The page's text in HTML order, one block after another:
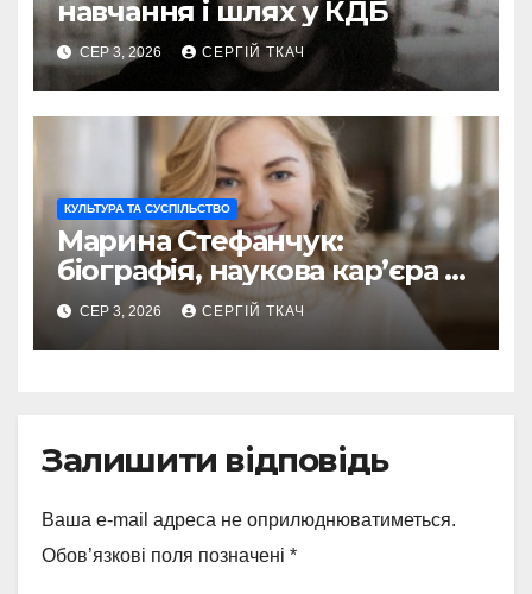
навчання і шлях у КДБ
СЕР 3, 2026 СЕРГІЙ ТКАЧ
КУЛЬТУРА ТА СУСПІЛЬСТВО
Марина Стефанчук:
біографія, наукова кар’єра та
сім’я
СЕР 3, 2026 СЕРГІЙ ТКАЧ
Залишити відповідь
Ваша e-mail адреса не оприлюднюватиметься.
Обов’язкові поля позначені *